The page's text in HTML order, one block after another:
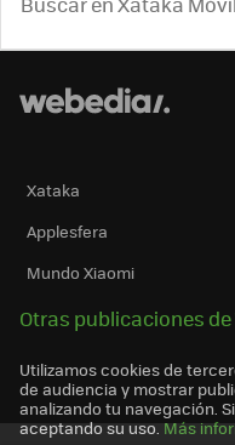
Xataka
Applesfera
Mundo Xiaomi
Otras publicaciones
Utilizamos cookies de
de audiencia y mostrar
analizando tu navegación.
aceptando su uso. Más